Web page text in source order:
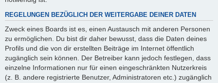
REGELUNGEN BEZÜGLICH DER WEITERGABE DEINER DATEN
Zweck eines Boards ist es, einen Austausch mit anderen Personen
zu ermöglichen. Du bist dir daher bewusst, dass die Daten deines
Profils und die von dir erstellten Beiträge im Internet öffentlich
zugänglich sein können. Der Betreiber kann jedoch festlegen, dass
einzelne Informationen nur für einen eingeschränkten Nutzerkreis
(z. B. andere registrierte Benutzer, Administratoren etc.) zugänglich